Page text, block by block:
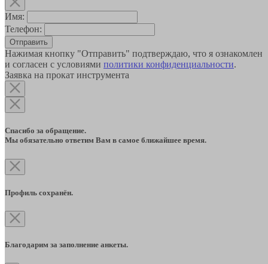
Имя:
Телефон:
Отправить
Нажимая кнопку "Отправить" подтверждаю, что я ознакомлен
и согласен с условиями политики конфиденциальности.
Заявка на прокат инструмента
Спасибо за обращение.
Мы обязательно ответим Вам в самое ближайшее время.
Профиль сохранён.
Благодарим за заполнение анкеты.